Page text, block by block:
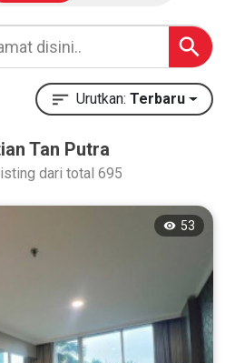
Urutkan: Terbaru
Tan Putra
dari total 695
53